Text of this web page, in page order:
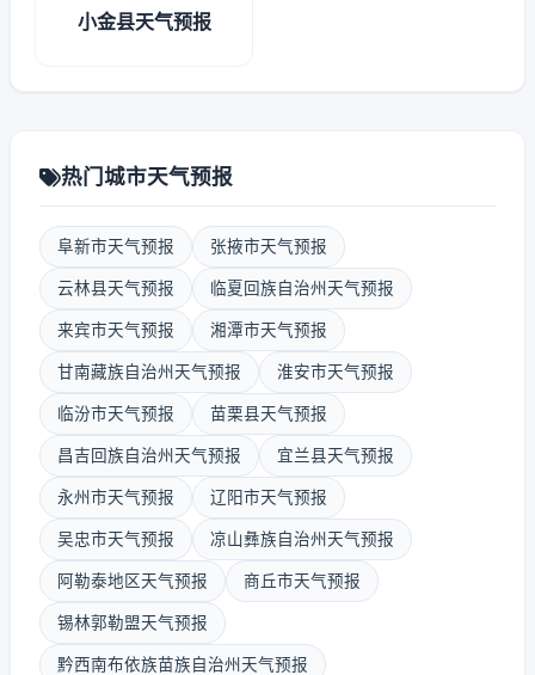
小金县天气预报
热门城市天气预报
阜新市天气预报 张掖市天气预报
云林县天气预报 临夏回族自治州天气预报
来宾市天气预报 湘潭市天气预报
甘南藏族自治州天气预报 淮安市天气预报
临汾市天气预报 苗栗县天气预报
昌吉回族自治州天气预报 宜兰县天气预报
永州市天气预报 辽阳市天气预报
吴忠市天气预报 凉山彝族自治州天气预报
阿勒泰地区天气预报 商丘市天气预报
锡林郭勒盟天气预报
黔西南布依族苗族自治州天气预报